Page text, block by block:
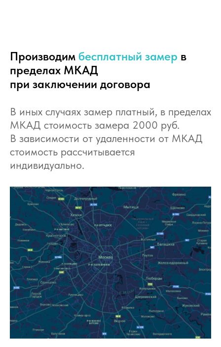
Производим бесплатный замер в
пределах МКАД
при заключении договора
В иных случаях замер платный, в пределах
МКАД стоимость замера 2000 руб.
В зависимости от удаленности от МКАД
стоимость рассчитывается
индивидуально.